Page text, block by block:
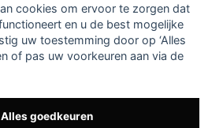
contact met ons op
Akoestisch advies
en installatie
en antwoorden
Volg uw pakket hier
cookies om ervoor te zorgen dat
en u de best mogelijke
uw toestemming door op ‘Alles
of pas uw voorkeuren aan via de
Alles goedkeuren